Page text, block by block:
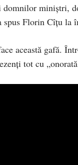
miniștri,
Florin Cîțu la
această gafă.
tot cu